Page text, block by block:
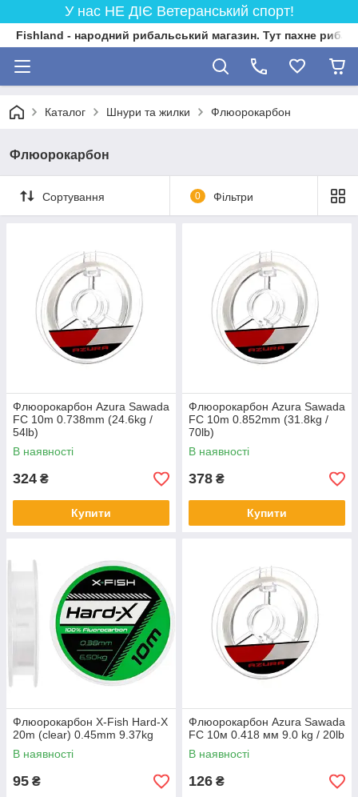
У нас НЕ ДІЄ Ветеранський спорт!
Fishland - народний рибальський магазин. Тут пахне
Каталог Шнури та жилки Флюорокарбон
Флюорокарбон
Сортування 0 Фільтри
Флюорокарбон Azura Sawada
FC 10m 0.738mm (24.6kg /
54lb)
В наявності
324 ₴
Купити
Флюорокарбон Azura Sawada
FC 10m 0.852mm (31.8kg /
70lb)
В наявності
378 ₴
Купити
Флюорокарбон X-Fish Hard-X
20m (clear) 0.45mm 9.37kg
В наявності
95 ₴
Флюорокарбон Azura Sawada
FC 10м 0.418 мм 9.0 kg / 20lb
В наявності
126 ₴